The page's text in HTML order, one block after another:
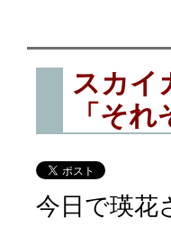
スカイ
「それ
今日で瑛花